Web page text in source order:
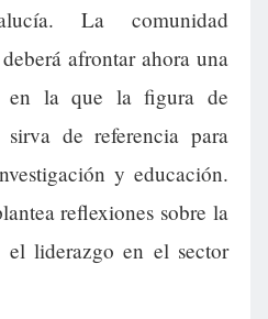
La comunidad
afrontar ahora una
en la que la figura de
de referencia para
y educación.
reflexiones sobre la
liderazgo en el sector